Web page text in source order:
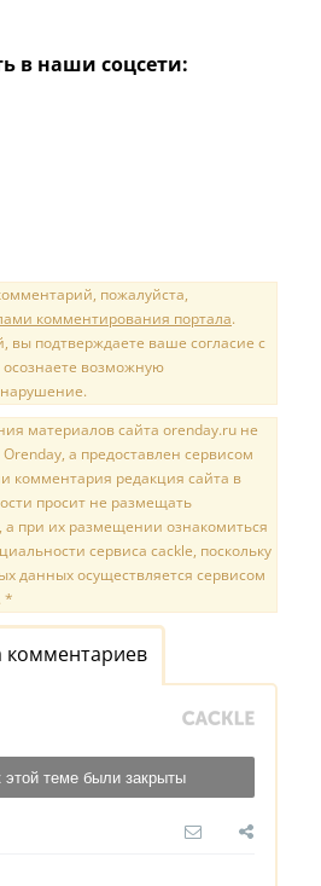
в наши соцсети:
пожалуйста,
комментирования портала.
вы подтверждаете ваше согласие с
возможную
нарушение.
материалов сайта orenday.ru не
а предоставлен сервисом
комментария редакция сайта в
просит не размещать
при их размещении ознакомиться
сервиса cackle, поскольку
данных осуществляется сервисом
*
теме были закрыты